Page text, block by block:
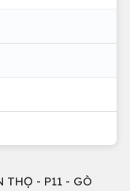
- P11 - GÒ